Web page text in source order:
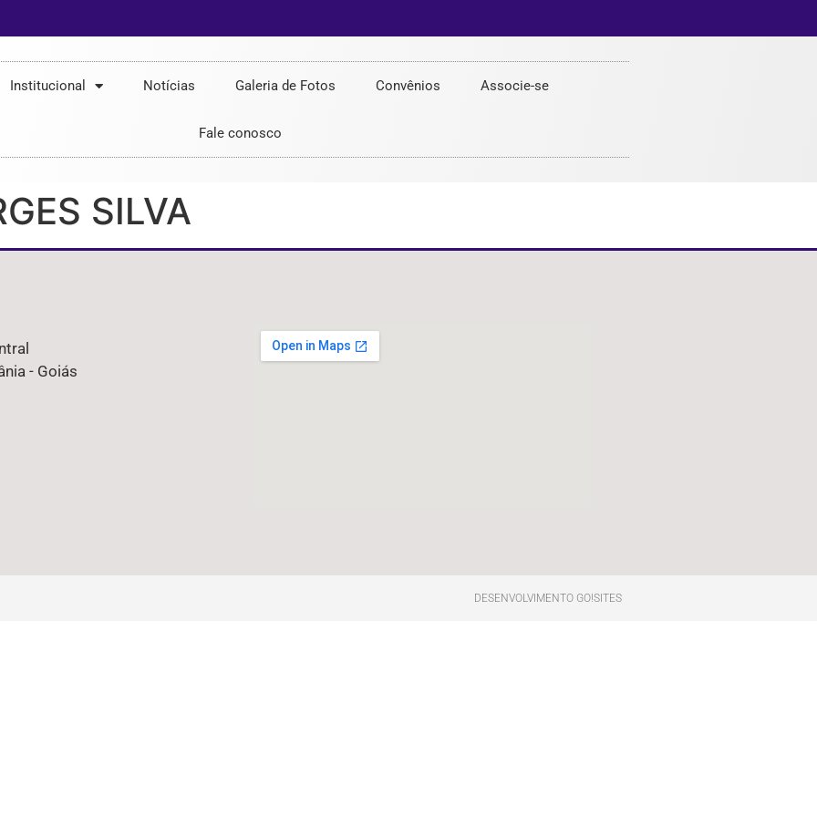
Institucional Notícias Galeria de Fotos Convênios Associe-se
Fale conosco
SILVA
- Goiás
DESENVOLVIMENTO GO!SITES